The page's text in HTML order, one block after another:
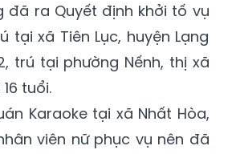
đã ra Quyết định khởi tố vụ
tại xã Tiên Lục, huyện Lạng
trú tại phường Nếnh, thị xã
tuổi.
Karaoke tại xã Nhất Hòa,
viên nữ phục vụ nên đã